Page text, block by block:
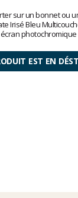
sur un bonnet ou
Irisé Bleu
photochromique
EST EN